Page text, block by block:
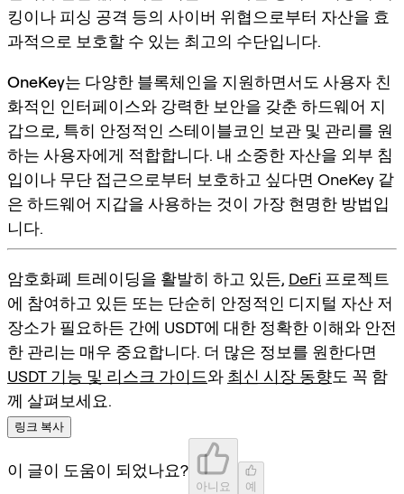
킹이나 피싱 공격 등의 사이버 위협으로부터 자산을 효
과적으로 보호할 수 있는 최고의 수단입니다.
OneKey는 다양한 블록체인을 지원하면서도 사용자 친
화적인 인터페이스와 강력한 보안을 갖춘 하드웨어 지
갑으로, 특히 안정적인 스테이블코인 보관 및 관리를 원
하는 사용자에게 적합합니다. 내 소중한 자산을 외부 침
입이나 무단 접근으로부터 보호하고 싶다면 OneKey 같
은 하드웨어 지갑을 사용하는 것이 가장 현명한 방법입
니다.
암호화폐 트레이딩을 활발히 하고 있든, DeFi 프로젝트
에 참여하고 있든 또는 단순히 안정적인 디지털 자산 저
장소가 필요하든 간에 USDT에 대한 정확한 이해와 안전
한 관리는 매우 중요합니다. 더 많은 정보를 원한다면
USDT 기능 및 리스크 가이드와 최신 시장 동향도 꼭 함
께 살펴보세요.
링크 복사
이 글이 도움이 되었나요?
아니요 예